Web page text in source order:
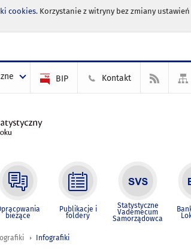
cookies. Korzystanie z witryny bez zmiany
BIP Kontakt
bieżące
Publikacje i
foldery
Statystyczne
Vademecum
Samorządowca
Infografiki